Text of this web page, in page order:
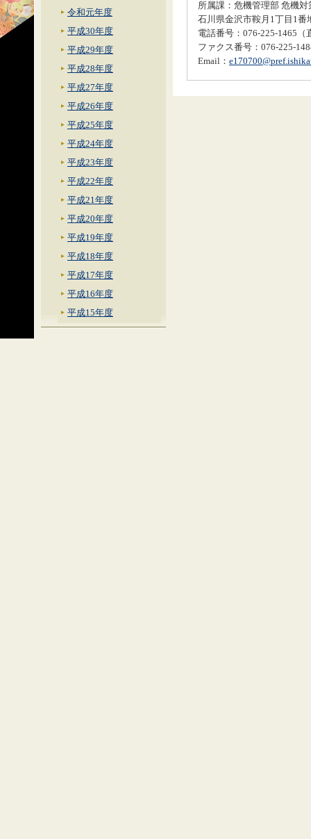
令和元年度
平成30年度
平成29年度
平成28年度
平成27年度
平成26年度
平成25年度
平成24年度
平成23年度
平成22年度
平成21年度
平成20年度
平成19年度
平成18年度
平成17年度
平成16年度
平成15年度
所属課：危機管理部 危機
石川県金沢市鞍月1丁目1番
電話番号：076-225-1465（
ファクス番号：076-225-
Email：